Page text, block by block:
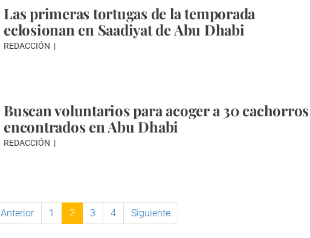
Las primeras tortugas de la temporada
eclosionan en Saadiyat de Abu Dhabi
REDACCIÓN
Buscan voluntarios para acoger a 30 cachorros
encontrados en Abu Dhabi
REDACCIÓN
Anterior 1 2 3 4 Siguiente